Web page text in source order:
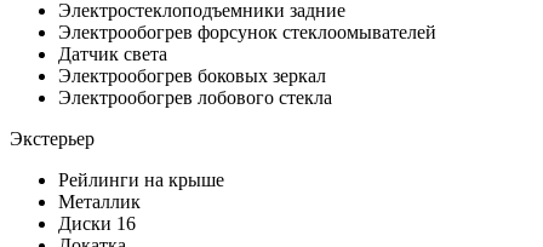
Электростеклоподъемники задние
Электрообогрев форсунок стеклоомывателей
Датчик света
Электрообогрев боковых зеркал
Электрообогрев лобового стекла
Экстерьер
Рейлинги на крыше
Металлик
Диски 16